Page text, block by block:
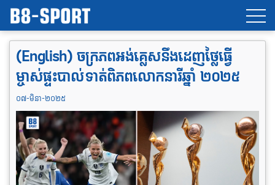
(English) ចក្រភពអង់គ្លេសនឹងដេញថ្លៃធ្វើ
ម្ចាស់ផ្ទះបាល់ទាត់ពិភពលោកនារីឆ្នាំ ២០២៥
០៧-មិនា-២០២៥